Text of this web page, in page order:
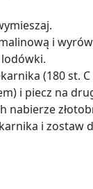
i
(180 st. C
i piecz na
nabierze
i zostaw